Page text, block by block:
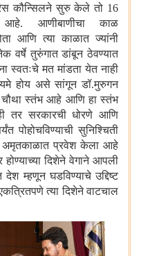
कौन्सिलने सुरु केले तो 16
आहे. आणीबाणीचा काळ
आणि त्या काळात ज्यांनी
वर्षे तुरुंगात डांबून ठेवण्यात
मत मांडता येत नाही
होय असे सांगून डॉ.मुरुगन
चौथा स्तंभ आहे आणि हा स्तंभ
तर सरकारची धोरणे आणि
पोहोचविण्याची सुनिश्चिती
प्रवेश केला आहे
दिशेने वेगाने आपली
म्हणून घडविण्याचे उद्दिष्ट
त्या दिशेने वाटचाल